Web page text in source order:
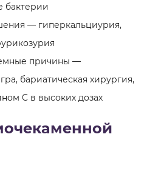
бактерии
— гиперкальциурия,
причины —
бариатическая хирургия,
C в высоких дозах